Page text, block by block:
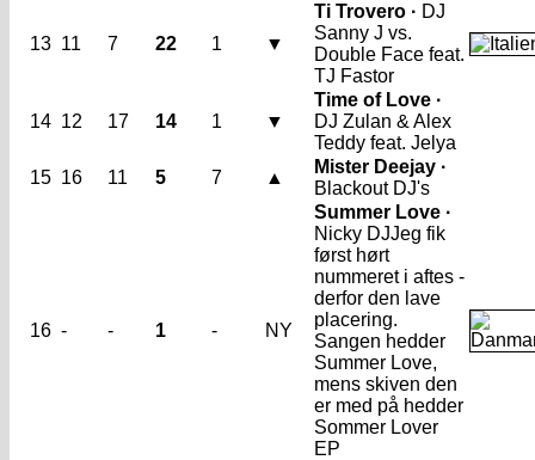
13 11 7 22 1 ▼
Ti Trovero · DJ
Sanny J vs.
Double Face feat.
TJ Fastor
14 12 17 14 1 ▼
Time of Love ·
DJ Zulan & Alex
Teddy feat. Jelya
15 16 11 5 7 ▲
Mister Deejay ·
Blackout DJ's
16 - - 1 - NY
Summer Love ·
Nicky DJJeg fik
først hørt
nummeret i aftes -
derfor den lave
placering.
Sangen hedder
Summer Love,
mens skiven den
er med på hedder
Sommer Lover
EP